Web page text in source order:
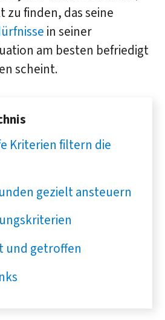
zu finden, das seine
in seiner
am besten befriedigt
scheint.
Kriterien filtern die
gezielt ansteuern
und getroffen